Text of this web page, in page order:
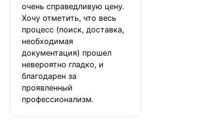
очень справедливую цену.
Хочу отметить, что весь
процесс (поиск, доставка,
необходимая
документация) прошел
невероятно гладко, и
благодарен за
проявленный
профессионализм.